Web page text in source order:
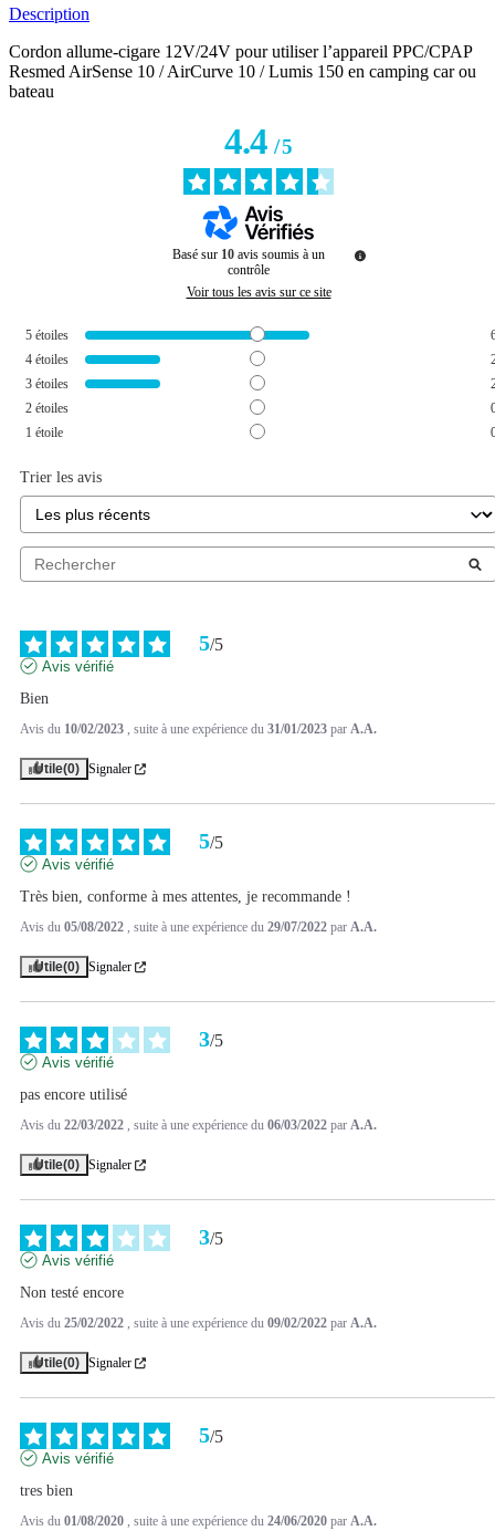
Description
Cordon allume-cigare 12V/24V pour utiliser l’appareil PPC/CPAP
Resmed AirSense 10 / AirCurve 10 / Lumis 150 en camping car ou
bateau
4.4/5
Basé sur 10 avis soumis à un
contrôle
Voir tous les avis sur ce site
5 étoiles
4 étoiles
3 étoiles
2 étoiles
1 étoile
Trier les avis
5/5
Avis vérifié
Bien
Avis du 10/02/2023 , suite à une expérience du 31/01/2023 par A.A.
Utile(0) Signaler
5/5
Avis vérifié
Très bien, conforme à mes attentes, je recommande !
Avis du 05/08/2022 , suite à une expérience du 29/07/2022 par A.A.
Utile(0) Signaler
3/5
Avis vérifié
pas encore utilisé
Avis du 22/03/2022 , suite à une expérience du 06/03/2022 par A.A.
Utile(0) Signaler
3/5
Avis vérifié
Non testé encore
Avis du 25/02/2022 , suite à une expérience du 09/02/2022 par A.A.
Utile(0) Signaler
5/5
Avis vérifié
tres bien
Avis du 01/08/2020 , suite à une expérience du 24/06/2020 par A.A.